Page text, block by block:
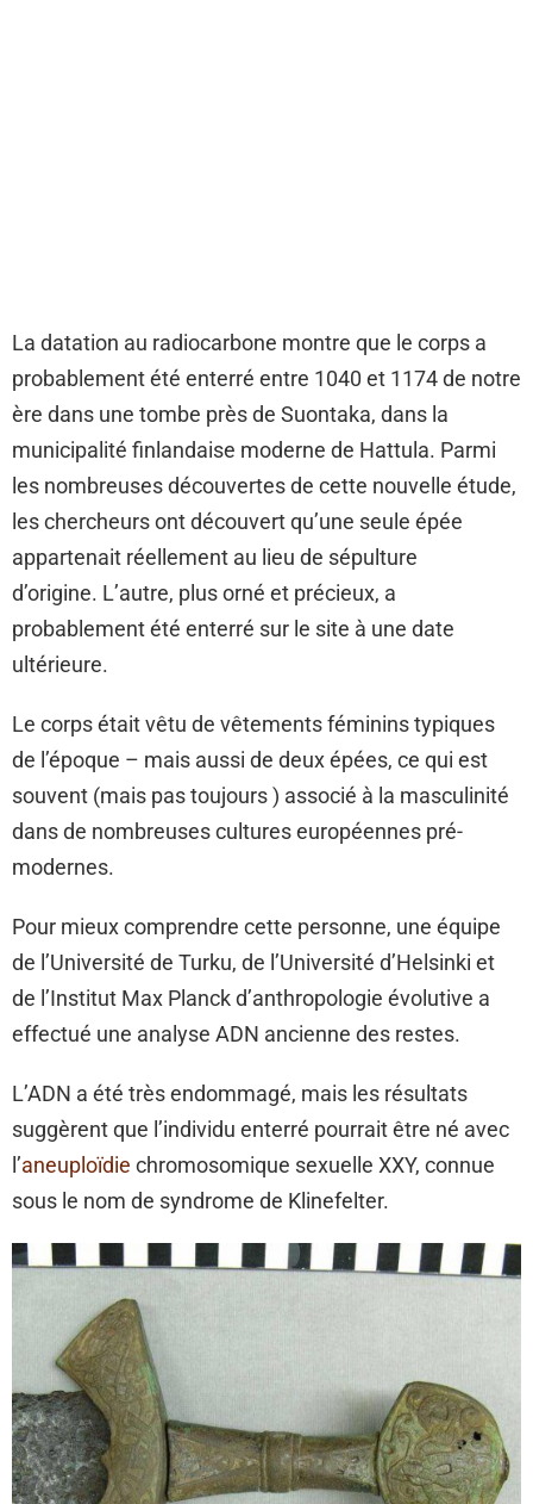
La datation au radiocarbone montre que le corps a
probablement été enterré entre 1040 et 1174 de notre
ère dans une tombe près de Suontaka, dans la
municipalité finlandaise moderne de Hattula. Parmi
les nombreuses découvertes de cette nouvelle étude,
les chercheurs ont découvert qu’une seule épée
appartenait réellement au lieu de sépulture
d’origine. L’autre, plus orné et précieux, a
probablement été enterré sur le site à une date
ultérieure.
Le corps était vêtu de vêtements féminins typiques
de l’époque – mais aussi de deux épées, ce qui est
souvent (mais pas toujours ) associé à la masculinité
dans de nombreuses cultures européennes pré-
modernes.
Pour mieux comprendre cette personne, une équipe
de l’Université de Turku, de l’Université d’Helsinki et
de l’Institut Max Planck d’anthropologie évolutive a
effectué une analyse ADN ancienne des restes.
L’ADN a été très endommagé, mais les résultats
suggèrent que l’individu enterré pourrait être né avec
l’aneuploïdie chromosomique sexuelle XXY, connue
sous le nom de syndrome de Klinefelter.